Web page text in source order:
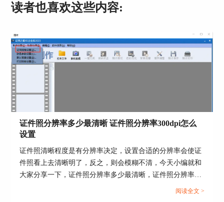
图4：调整颜色
续调整其它颜色或者继续“创建新的填充或调整图
层”来调整照片的颜色，直至自己调整到满意为
止。
经过以上的操作，我们可以看到，照片中人物的发
色由偏紫色变成了偏黑色，也就通过PS完成了把证
件照头发p黑目的了。因此，PS作为一款图像编辑
处理工作，是可以当做证件照工具使用的。
第二款证件照工具，小编推荐证照之星。
读者也喜欢这些内容:
证件照分辨率多少最清晰 证件照分辨率300dpi怎么
设置
证件照清晰程度是有分辨率决定，设置合适的分辨率会使证
件照看上去清晰明了，反之，则会模糊不清，今天小编就和
大家分享一下，证件照分辨率多少最清晰，证件照分辨率
阅读全文 >